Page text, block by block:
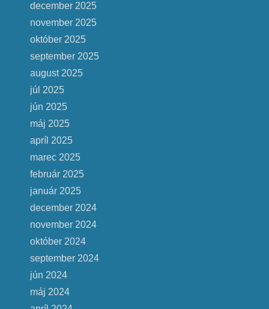
december 2025
november 2025
október 2025
september 2025
august 2025
júl 2025
jún 2025
máj 2025
apríl 2025
marec 2025
február 2025
január 2025
december 2024
november 2024
október 2024
september 2024
jún 2024
máj 2024